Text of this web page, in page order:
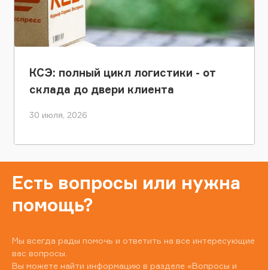
КСЭ: полный цикл логистики - от
склада до двери клиента
30 июля, 2026
Есть вопросы или нужна
помощь?
Мы всегда рады помочь и ответить на все интересующие
вас вопросы.
Вы можете найти информацию в разделе «Вопросы и